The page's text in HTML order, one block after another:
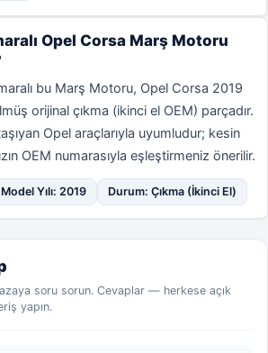
Opel Corsa Marş Motoru
bu Marş Motoru, Opel Corsa 2019
orijinal çıkma (ikinci el OEM) parçadır.
Opel araçlarıyla uyumludur; kesin
OEM numarasıyla eşleştirmeniz önerilir.
Model Yılı: 2019 Durum: Çıkma (İkinci El)
soru sorun. Cevaplar — herkese açık
yapın.